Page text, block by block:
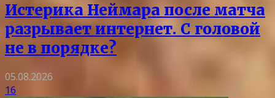
Истерика Неймара после матча
разрывает интернет. С головой
не в порядке?
05.08.2026
16